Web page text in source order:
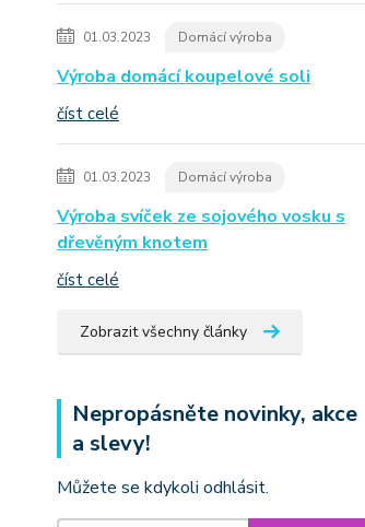
01.03.2023 Domácí výroba
Výroba domácí koupelové soli
číst celé
01.03.2023 Domácí výroba
Výroba svíček ze sojového vosku s
dřevěným knotem
číst celé
Zobrazit všechny články
Nepropásněte novinky, akce
a slevy!
Můžete se kdykoli odhlásit.